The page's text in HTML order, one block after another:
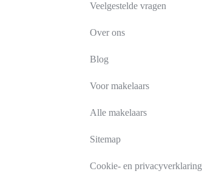
Veelgestelde vragen
Over ons
Blog
Voor makelaars
Alle makelaars
Sitemap
Cookie- en privacyverklaring